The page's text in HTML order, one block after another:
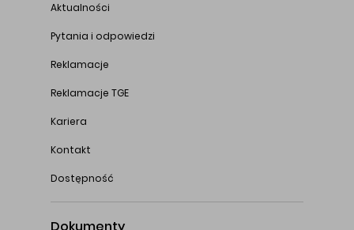
Aktualności
Pytania i odpowiedzi
Reklamacje
Reklamacje TGE
Kariera
Kontakt
Dostępność